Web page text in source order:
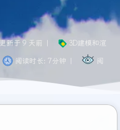
更新于 9 天前 3D建模和渲
阅读时长: 7分钟
阅